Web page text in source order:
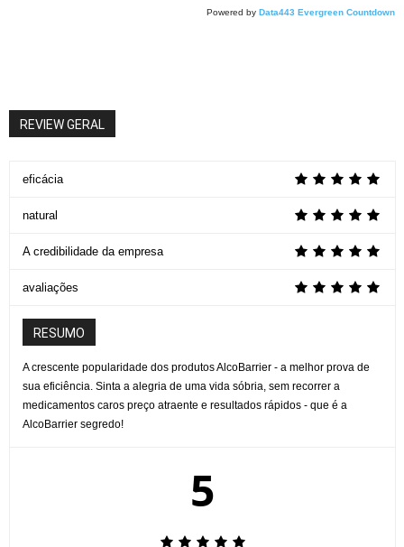
Powered by Data443 Evergreen Countdown
REVIEW GERAL
eficácia
natural
A credibilidade da empresa
avaliações
RESUMO
A crescente popularidade dos produtos AlcoBarrier - a melhor prova de
sua eficiência. Sinta a alegria de uma vida sóbria, sem recorrer a
medicamentos caros preço atraente e resultados rápidos - que é a
AlcoBarrier segredo!
5